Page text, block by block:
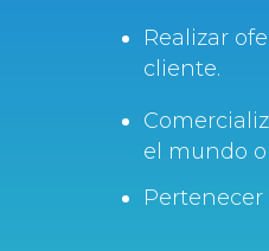
Realizar
cliente.
el mundo
Pertenecer